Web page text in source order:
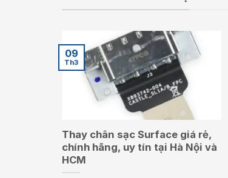
Thay chân sạc Surface giá rẻ,
chính hãng, uy tín tại Hà Nội và
HCM
09
Th3